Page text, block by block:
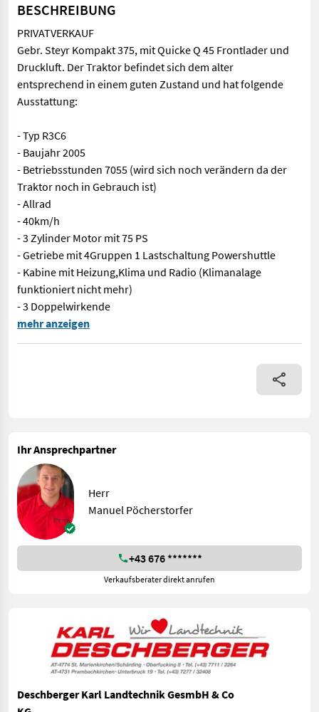
BESCHREIBUNG
PRIVATVERKAUF
Gebr. Steyr Kompakt 375, mit Quicke Q 45 Frontlader und
Druckluft. Der Traktor befindet sich dem alter
entsprechend in einem guten Zustand und hat folgende
Ausstattung:
- Typ R3C6
- Baujahr 2005
- Betriebsstunden 7055 (wird sich noch verändern da der
Traktor noch in Gebrauch ist)
- Allrad
- 40km/h
- 3 Zylinder Motor mit 75 PS
- Getriebe mit 4Gruppen 1 Lastschaltung Powershuttle
- Kabine mit Heizung,Klima und Radio (Klimanalage
funktioniert nicht mehr)
- 3 Doppelwirkende
PRIVATVERKAUF Gebr. Steyr Kompakt 375, mit Quicke Q
mehr anzeigen
Ihr Ansprechpartner
Herr
Manuel Pöcherstorfer
+43 676 *******
Verkaufsberater direkt anrufen
Deschberger Karl Landtechnik GesmbH & Co